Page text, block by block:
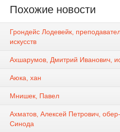
Похожие новости
Грондейс Лодевейк,
искусств
Ахшарумов, Дмитрий Иванович,
Аюка, хан
Мнишек, Павел
Ахматов, Алексей Петрович,
Синода